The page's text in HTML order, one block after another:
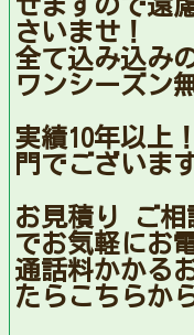
せますので遠
さいませ！
全て込み込み
ワンシーズン
実績10年以上
門でございま
お見積り ご相
でお気軽にお
通話料かかる
たらこちらか